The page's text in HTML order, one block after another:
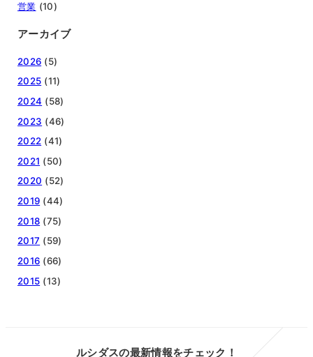
営業 (10)
アーカイブ
2026 (5)
2025 (11)
2024 (58)
2023 (46)
2022 (41)
2021 (50)
2020 (52)
2019 (44)
2018 (75)
2017 (59)
2016 (66)
2015 (13)
ルシダスの最新情報をチェック！